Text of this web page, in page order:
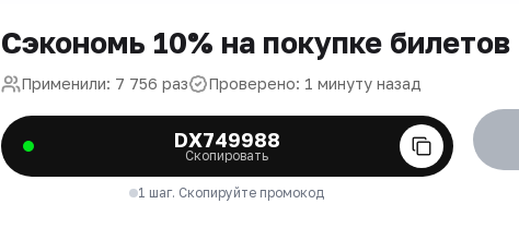
Сэкономь 10% на покупке билетов
Применили: 7 756 раз Проверено: 1 минуту назад
DX749988
Скопировать
1 шаг. Скопируйте промокод